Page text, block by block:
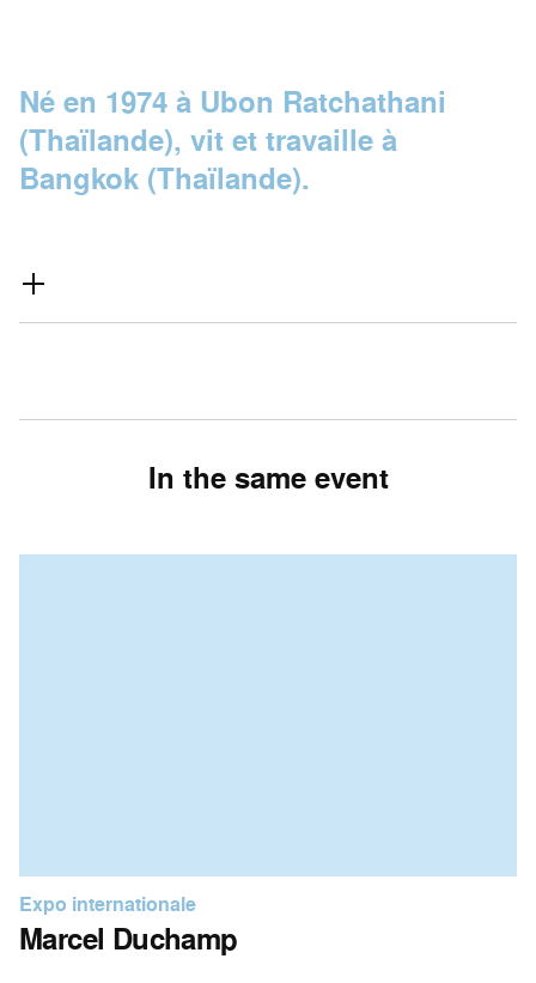
Né en 1974 à Ubon Ratchathani
(Thaïlande), vit et travaille à
Bangkok (Thaïlande).
In the same event
Expo internationale
Marcel Duchamp